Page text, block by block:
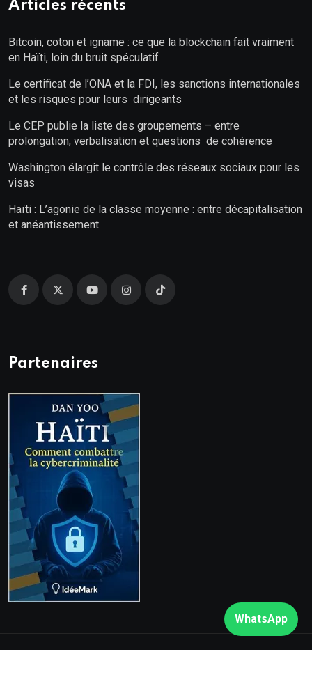
WhatsApp
Articles récents
Bitcoin, coton et igname : ce que la blockchain fait vraiment
en Haïti, loin du bruit spéculatif
Le certificat de l’ONA et la FDI, les sanctions internationales
et les risques pour leurs dirigeants
Le CEP publie la liste des groupements – entre
prolongation, verbalisation et questions de cohérence
Washington élargit le contrôle des réseaux sociaux pour les
visas
Haïti : L’agonie de la classe moyenne : entre décapitalisation
et anéantissement
Partenaires